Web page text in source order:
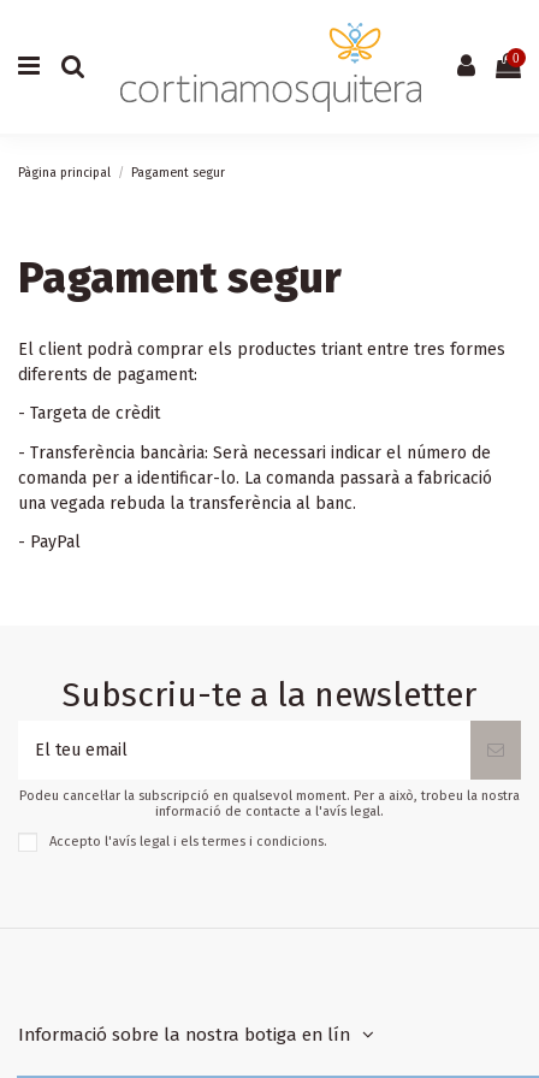
0
Pàgina principal Pagament segur
Pagament segur
El client podrà comprar els productes triant entre tres formes
diferents de pagament:
- Targeta de crèdit
- Transferència bancària: Serà necessari indicar el número de
comanda per a identificar-lo. La comanda passarà a fabricació
una vegada rebuda la transferència al banc.
- PayPal
Subscriu-te a la newsletter
Podeu cancel·lar la subscripció en qualsevol moment. Per a això, trobeu la nostra
informació de contacte a l'avís legal.
Accepto l'avís legal i elstermes i condicions.
Informació sobre la nostra botiga en lín